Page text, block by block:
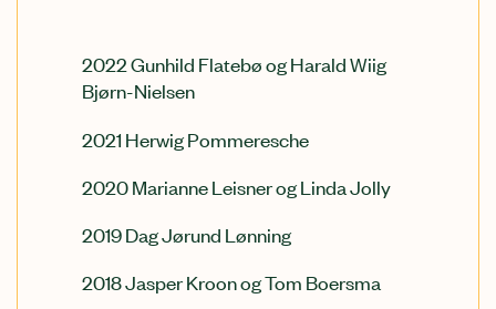
2022 Gunhild Flatebø og Harald Wiig
Bjørn-Nielsen
2021 Herwig Pommeresche
2020 Marianne Leisner og Linda Jolly
2019 Dag Jørund Lønning
2018 Jasper Kroon og Tom Boersma